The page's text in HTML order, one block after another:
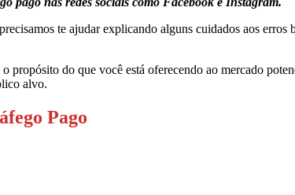
te ajudar explicando alguns cuidados aos
propósito do que você está oferecendo ao mercado
alvo.
Pago